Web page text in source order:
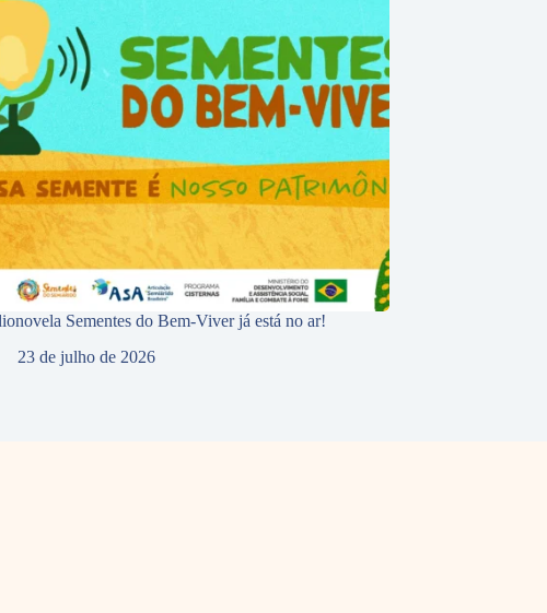
Sementes do Bem-Viver já está no ar!
23 de julho de 2026